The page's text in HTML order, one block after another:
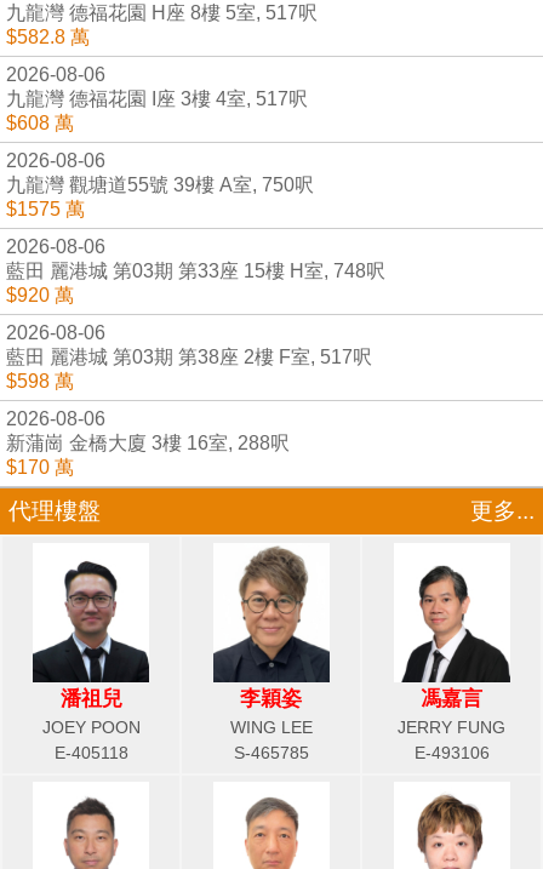
九龍灣 德福花園 H座 8樓 5室, 517呎
$582.8 萬
2026-08-06
九龍灣 德福花園 I座 3樓 4室, 517呎
$608 萬
2026-08-06
九龍灣 觀塘道55號 39樓 A室, 750呎
$1575 萬
2026-08-06
藍田 麗港城 第03期 第33座 15樓 H室, 748呎
$920 萬
2026-08-06
藍田 麗港城 第03期 第38座 2樓 F室, 517呎
$598 萬
2026-08-06
新蒲崗 金橋大廈 3樓 16室, 288呎
$170 萬
代理樓盤 更多...
潘祖兒
JOEY POON
E-405118
李穎姿
WING LEE
S-465785
馮嘉言
JERRY FUNG
E-493106